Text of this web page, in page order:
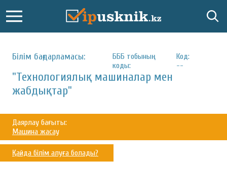
Білім бағдарламасы:
БББ тобының
коды:
Код:
--
"Технологиялық машиналар мен
жабдықтар"
Даярлау бағыты:
Машина жасау
Қайда білім алуға болады?